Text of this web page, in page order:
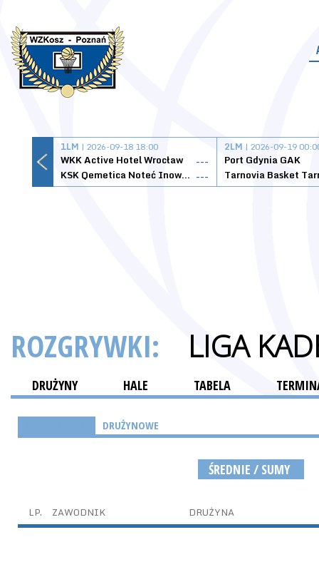
1LM | 2026-09-18 18:00
WKK Active Hotel Wrocław
---
KSK Qemetica Noteć Inowrocław ---
2LM | 2026-09-19
Port Gdynia GAK
ROZGRYWKI: LIGA
DRUŻYNY HALE TABELA
DRUŻYNOWE
ŚREDNIE / SUMY
LP. ZAWODNIK DRUŻYNA